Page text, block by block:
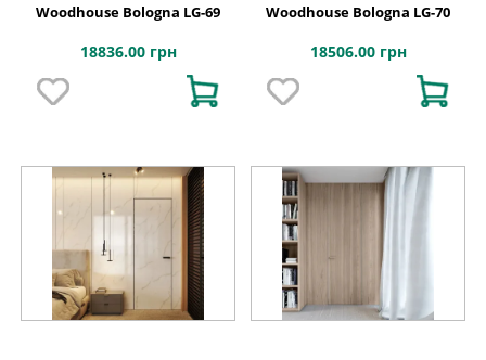
Woodhouse Bologna LG-69
18836.00 грн
Woodhouse Bologna LG-70
18506.00 грн